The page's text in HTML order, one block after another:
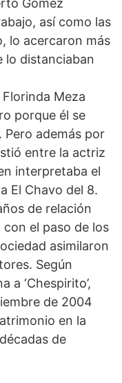
Gómez
así como las
lo acercaron más
lo distanciaban
Florinda Meza
porque él se
Pero además por
entre la actriz
interpretaba el
El Chavo del 8.
de relación
el paso de los
asimilaron
Según
a ‘Chespirito’,
de 2004
en la
de